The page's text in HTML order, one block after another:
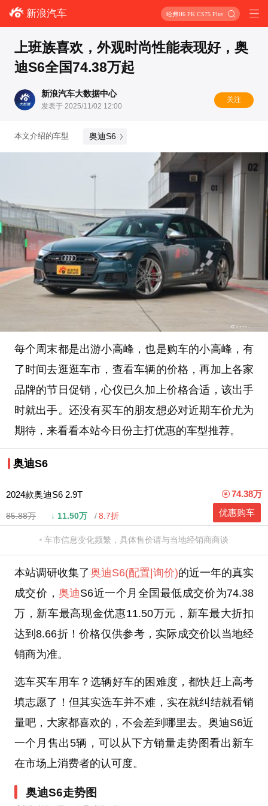
新浪汽车 哈弗H6 PK CS75 Plus
上班族喜欢，外观时尚性能表现好，奥
迪S6全国74.38万起
新浪汽车大数据中心
发表于 2025/11/02 12:00
关注
本文介绍的车型 奥迪S6
每个周末都是出游小高峰，也是购车的小高峰，有
了时间去逛逛车市，查看车辆的价格，再加上各家
品牌的节日促销，心仪已久加上价格合适，该出手
时就出手。还没有买车的朋友想必对近期车价尤为
期待，来看看本站今日份主打优惠的车型推荐。
奥迪S6
2024款奥迪S6 2.9T
85.88万 ↓ 11.50万 8.7折
74.38万
优惠购车
车市信息变化频繁，具体售价请与当地经销商商谈
本站调研收集了奥迪S6(配置|询价)的近一年的真实
成交价，奥迪S6近一个月全国最低成交价为74.38
万，新车最高现金优惠11.50万元，新车最大折扣
达到8.66折！价格仅供参考，实际成交价以当地经
销商为准。
选车买车用车？选辆好车的困难度，都快赶上高考
填志愿了！但其实选车并不难，实在就纠结就看销
量吧，大家都喜欢的，不会差到哪里去。奥迪S6近
一个月售出5辆，可以从下方销量走势图看出新车
在市场上消费者的认可度。
奥迪S6走势图